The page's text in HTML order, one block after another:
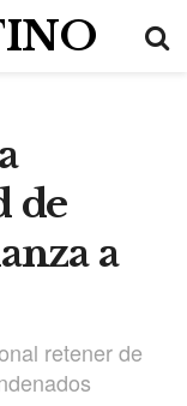
de
a
retener de